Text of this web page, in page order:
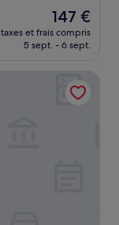
Le
nouveau
prix
de
147 €
147 €
taxes et frais compris
5 sept. - 6 sept.